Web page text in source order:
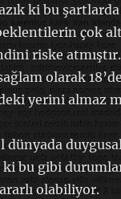
ki bu
çok
riske
olarak
yerini almaz
dünyada
ki bu gibi
olabiliyor.